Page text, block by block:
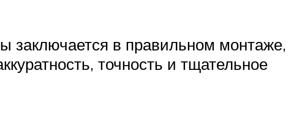
заключается в правильном монтаже,
точность и тщательное